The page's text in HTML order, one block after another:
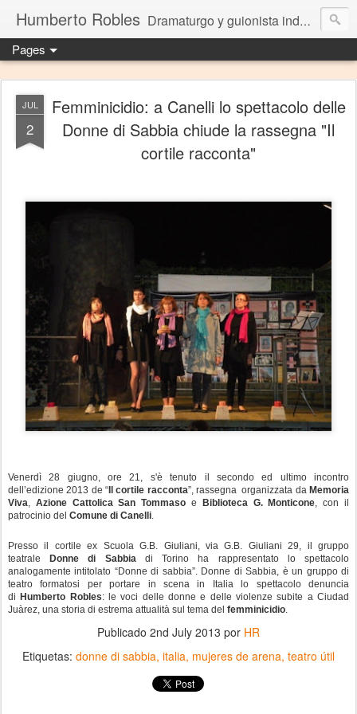
Humberto Robles Dramaturgo y guionista independiente
Pages
JUL
2
Femminicidio: a Canelli lo spettacolo delle
Donne di Sabbia chiude la rassegna "Il
cortile racconta"
Venerdì 28 giugno, ore 21, s'è tenuto il secondo ed ultimo incontro
dell’edizione 2013 de “Il cortile racconta”, rassegna organizzata da Memoria
Viva, Azione Cattolica San Tommaso e Biblioteca G. Monticone, con il
patrocinio del Comune di Canelli.
Presso il cortile ex Scuola G.B. Giuliani, via G.B. Giuliani 29, il gruppo
teatrale
Donne di Sabbia di Torino ha rappresentato lo spettacolo
analogamente intitolato “Donne di sabbia”. Donne di Sabbia, è un gruppo di
teatro formatosi per portare in scena in Italia lo spettacolo denuncia
di Humberto Robles: le voci delle donne e delle violenze subite a Ciudad
Juàrez, una storia di estrema attualità sul tema del femminicidio.
Publicado 2nd July 2013 por HR
Etiquetas: donne di sabbia italia mujeres de arena teatro útil